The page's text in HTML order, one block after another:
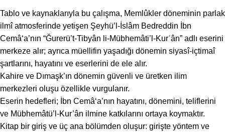
Tablo ve kaynaklarıyla bu çalışma, Memlûkler döneminin parlak
ilmî atmosferinde yetişen Şeyhü’l-İslâm Bedreddin İbn
Cemâ‘a’nın “Ğurerü’t-Tibyân li-Mübhemâti’l-Kurʾân” adlı eserini
merkeze alır; ayrıca müellifin yaşadığı dönemin siyasî-içtimaî
şartlarını, hayatını ve eserlerini de ele alır.
Kahire ve Dımaşk’ın dönemin güvenli ve üretken ilim
merkezleri oluşu özellikle vurgulanır.
Eserin hedefleri; İbn Cemâ‘a’nın hayatını, dönemini, teliflerini
ve Mübhemâtü’l-Kur’ân ilmine katkılarını ortaya koymaktır.
Kitap bir giriş ve üç ana bölümden oluşur: girişte yöntem ve